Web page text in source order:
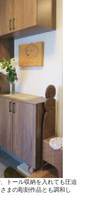
トール収納を入れても圧迫
まの彫刻作品とも調和し